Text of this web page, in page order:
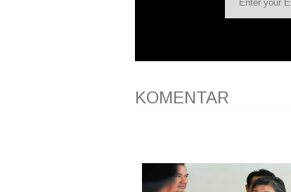
KOMENTAR